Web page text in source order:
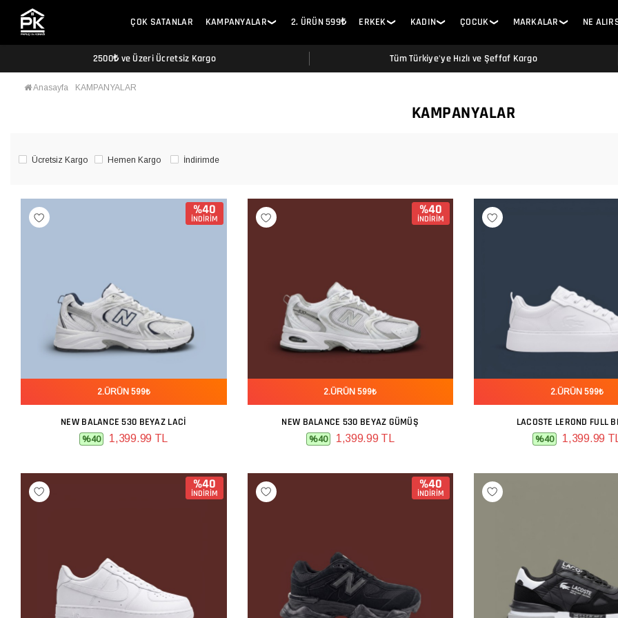
ÇOK SATANLAR KAMPANYALAR ❯ 2. ÜRÜN 599₺ ERKEK ❯ KADIN❯ ÇOCUK ❯ MARKALAR ❯ NE
2500₺ ve Üzeri Ücretsiz Kargo Tüm Türkiye'ye Hızlı ve Şeffaf Kargo
Anasayfa KAMPANYALAR
KAMPANYALAR
Ücretsiz Kargo Hemen Kargo İndirimde
%40
İNDİRİM
2.ÜRÜN 599₺
SEPETE EKLE
NEW BALANCE 530 BEYAZ LACI
%40 1,399.99 TL
%40
İNDİRİM
2.ÜRÜN 599₺
SEPETE EKLE
NEW BALANCE 530 BEYAZ GÜMÜŞ
%40 1,399.99 TL
2.ÜRÜN 599₺
SEPETE EKLE
LACOSTE LEROND FULL
%40 1,399.99 TL
%40
İNDİRİM
%40
İNDİRİM